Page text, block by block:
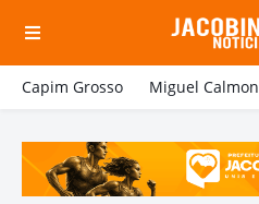
Capim Grosso Miguel Calmon